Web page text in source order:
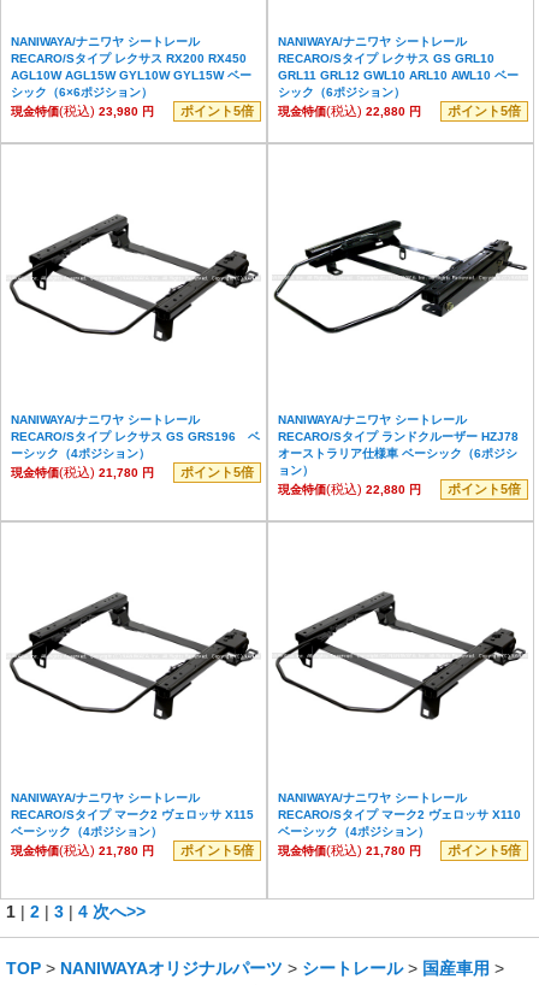
NANIWAYA/ナニワヤ シートレール
RECARO/Sタイプ レクサス RX200 RX450
AGL10W AGL15W GYL10W GYL15W ベー
シック（6×6ポジション）
現金特価(税込) 23,980 円 ポイント5倍
NANIWAYA/ナニワヤ シートレール
RECARO/Sタイプ レクサス GS GRL10
GRL11 GRL12 GWL10 ARL10 AWL10 ベー
シック（6ポジション）
現金特価(税込) 22,880 円 ポイント5倍
NANIWAYA/ナニワヤ シートレール
RECARO/Sタイプ レクサス GS GRS196 ベ
ーシック（4ポジション）
現金特価(税込) 21,780 円 ポイント5倍
NANIWAYA/ナニワヤ シートレール
RECARO/Sタイプ ランドクルーザー HZJ78
オーストラリア仕様車 ベーシック（6ポジシ
ョン）
現金特価(税込) 22,880 円 ポイント5倍
NANIWAYA/ナニワヤ シートレール
RECARO/Sタイプ マーク2 ヴェロッサ X115
ベーシック（4ポジション）
現金特価(税込) 21,780 円 ポイント5倍
NANIWAYA/ナニワヤ シートレール
RECARO/Sタイプ マーク2 ヴェロッサ X110
ベーシック（4ポジション）
現金特価(税込) 21,780 円 ポイント5倍
1 | 2 | 3 | 4 次へ>>
TOP > NANIWAYAオリジナルパーツ > シートレール> 国産車用 >